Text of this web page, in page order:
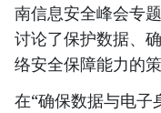
南信息安全峰会专
讨论了保护数据、
络安全保障能力的策
在“确保数据与电子